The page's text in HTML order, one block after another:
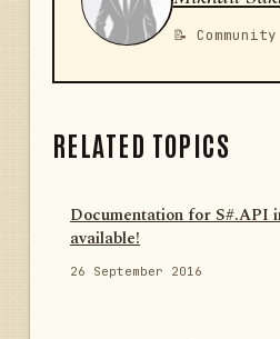
📝 Community
RELATED TOPICS
Documentation for S#.API
available!
26 September 2016